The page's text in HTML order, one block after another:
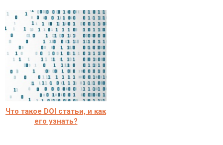
Что такое DOI статьи, и как
его узнать?